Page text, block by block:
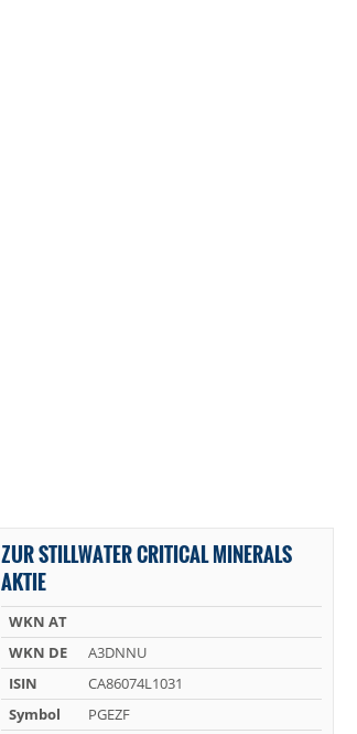
ZUR STILLWATER CRITICAL MINERALS
AKTIE
WKN AT
WKN DE
A3DNNU
ISIN
CA86074L1031
Symbol
PGEZF